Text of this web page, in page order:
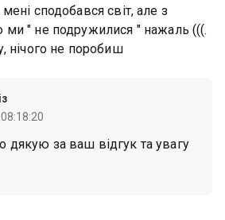
сподобався світ, але з
ми " не подружилися " нажаль (((.
нічого не поробиш
дякую за ваш відгук та увагу